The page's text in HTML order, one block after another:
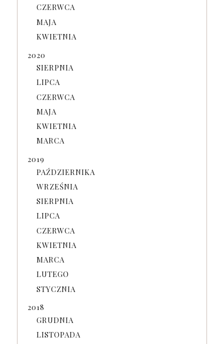
CZERWCA
MAJA
KWIETNIA
2020
SIERPNIA
LIPCA
CZERWCA
MAJA
KWIETNIA
MARCA
2019
PAŹDZIERNIKA
WRZEŚNIA
SIERPNIA
LIPCA
CZERWCA
KWIETNIA
MARCA
LUTEGO
STYCZNIA
2018
GRUDNIA
LISTOPADA